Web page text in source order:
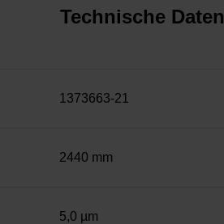
Technische Daten
1373663-21
2440 mm
5,0 µm